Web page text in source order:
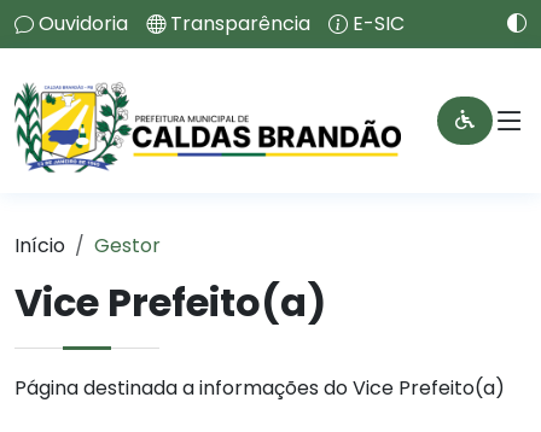
Ouvidoria Transparência E-SIC
Início Gestor
Vice Prefeito(a)
Página destinada a informações do Vice Prefeito(a)